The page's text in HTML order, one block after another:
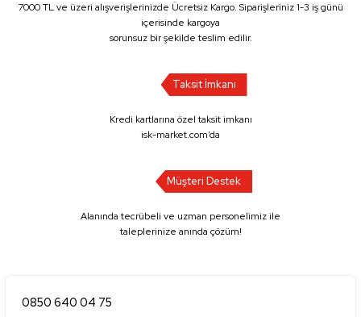
7000 TL ve üzeri alışverişlerinizde Ücretsiz Kargo. Siparişleriniz 1-3 iş günü
içerisinde kargoya
sorunsuz bir şekilde teslim edilir.
Taksit İmkanı
Kredi kartlarına özel taksit imkanı
isk-market.com’da
Müşteri Destek
Alanında tecrübeli ve uzman personelimiz ile
taleplerinize anında çözüm!
0850 640 04 75